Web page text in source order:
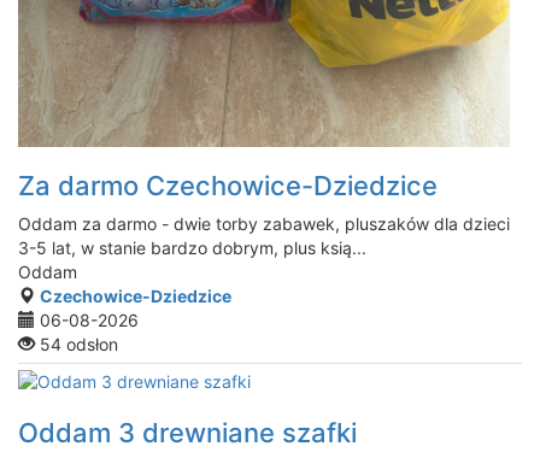
Za darmo Czechowice-Dziedzice
Oddam za darmo - dwie torby zabawek, pluszaków dla dzieci
3-5 lat, w stanie bardzo dobrym, plus ksią...
Oddam
Czechowice-Dziedzice
06-08-2026
54 odsłon
Oddam 3 drewniane szafki